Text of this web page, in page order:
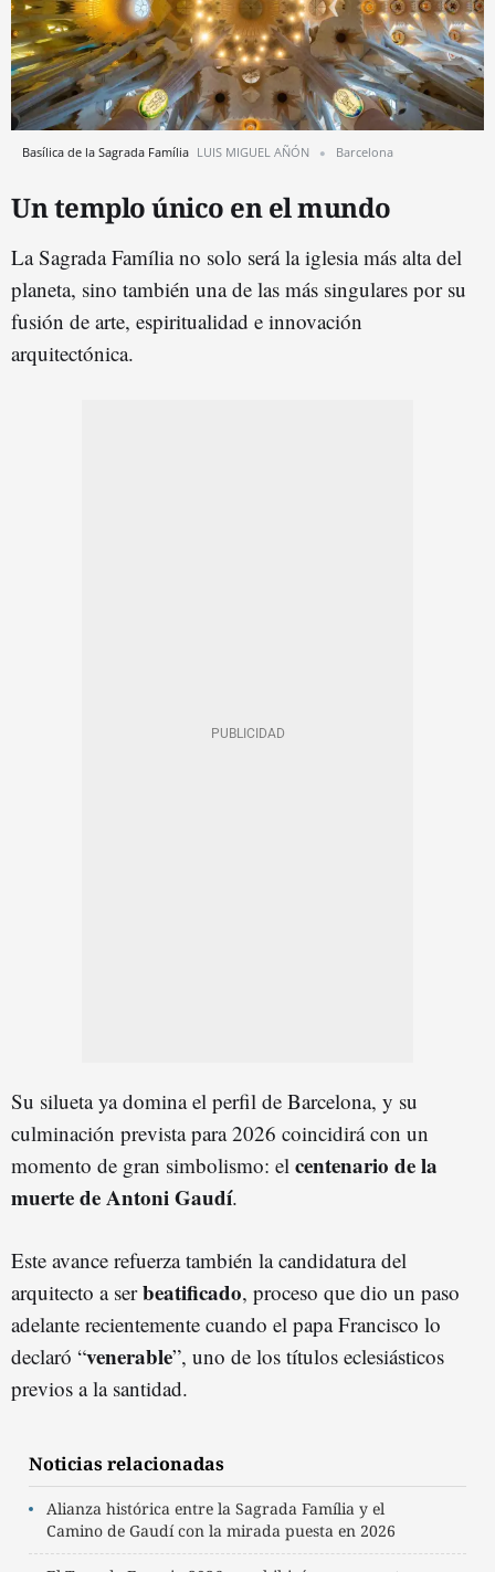
Basílica de la Sagrada Família LUIS MIGUEL AÑÓN Barcelona
Un templo único en el mundo
La Sagrada Família no solo será la iglesia más alta del
planeta, sino también una de las más singulares por su
fusión de arte, espiritualidad e innovación
arquitectónica.
Su silueta ya domina el perfil de Barcelona, y su
culminación prevista para 2026 coincidirá con un
momento de gran simbolismo: el centenario de la
muerte de Antoni Gaudí.
Este avance refuerza también la candidatura del
arquitecto a serbeatificado, proceso que dio un paso
adelante recientemente cuando el papa Francisco lo
declaró “venerable”, uno de los títulos eclesiásticos
previos a la santidad.
Noticias relacionadas
Alianza histórica entre la Sagrada Família y el
Camino de Gaudí con la mirada puesta en 2026